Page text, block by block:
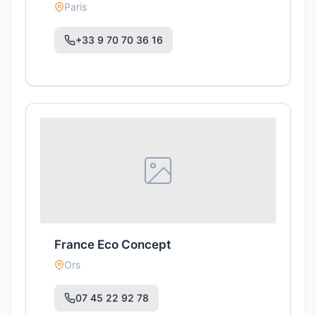
Paris
+33 9 70 70 36 16
France Eco Concept
Ors
07 45 22 92 78